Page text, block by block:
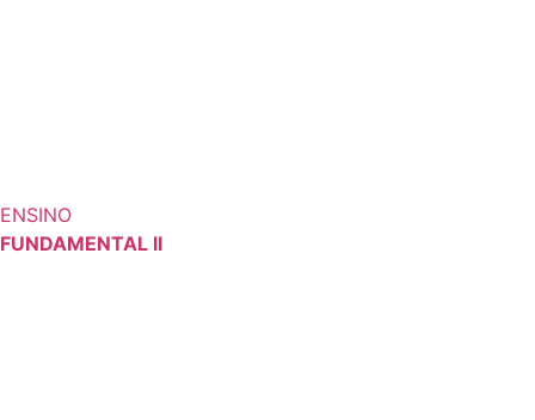
ENSINO
FUNDAMENTAL II